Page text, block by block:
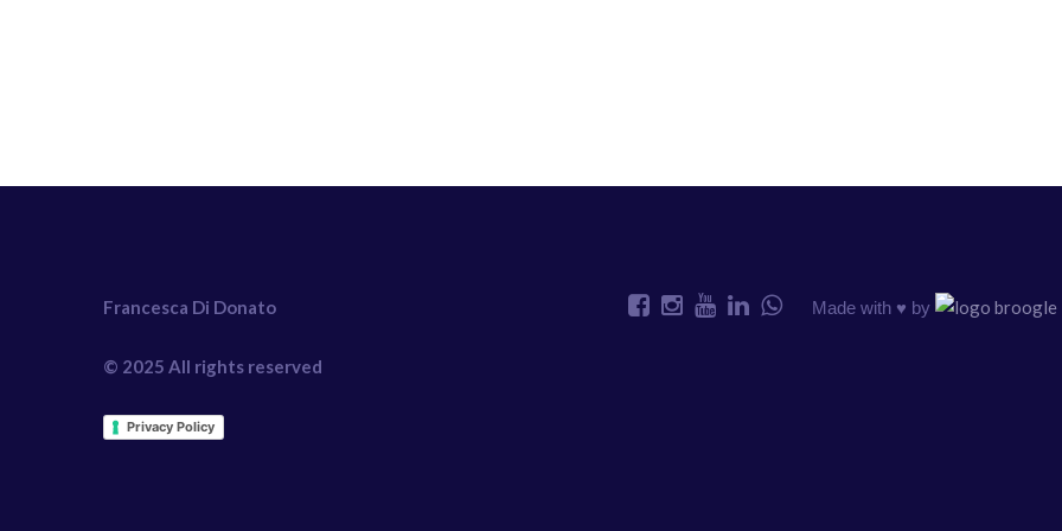
Francesca Di Donato
© 2025 All rights reserved
Privacy Policy
Made with ♥️ by